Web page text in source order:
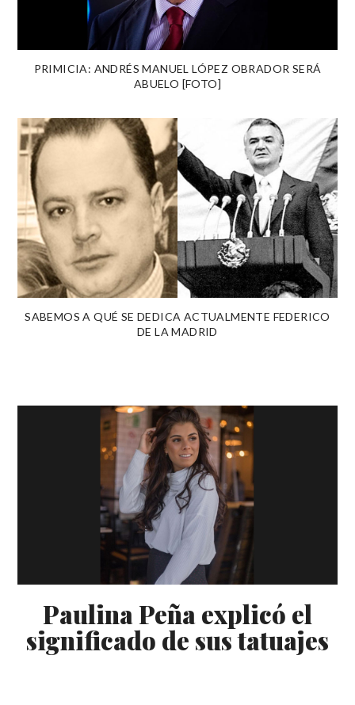
PRIMICIA: ANDRÉS MANUEL LÓPEZ OBRADOR SERÁ
ABUELO [FOTO]
SABEMOS A QUÉ SE DEDICA ACTUALMENTE FEDERICO
DE LA MADRID
Paulina Peña explicó el
significado de sus tatuajes